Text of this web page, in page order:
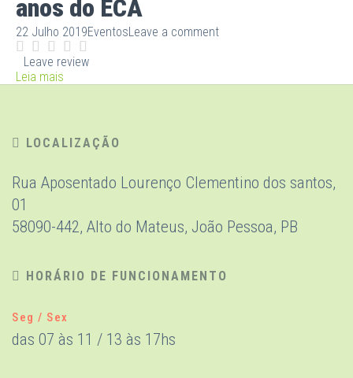
anos do ECA
22 Julho 2019EventosLeave a comment
Leave review
Leia mais
LOCALIZAÇÃO
Rua Aposentado Lourenço Clementino dos santos,
01
58090-442, Alto do Mateus, João Pessoa, PB
HORÁRIO DE FUNCIONAMENTO
Seg / Sex
das 07 às 11 / 13 às 17hs